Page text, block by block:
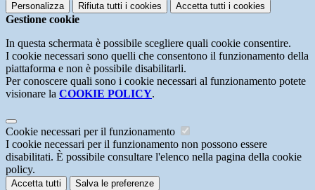
Personalizza Rifiuta tutti i cookies Accetta tutti i cookies
Gestione cookie
In questa schermata è possibile scegliere quali cookie consentire.
I cookie necessari sono quelli che consentono il funzionamento della
piattaforma e non è possibile disabilitarli.
Per conoscere quali sono i cookie necessari al funzionamento potete
visionare la COOKIE POLICY.
Cookie necessari per il funzionamento
I cookie necessari per il funzionamento non possono essere
disabilitati. È possibile consultare l'elenco nella pagina della cookie
policy.
Accetta tutti Salva le preferenze